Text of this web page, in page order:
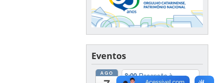
Eventos
AGO 8:00Recepção à